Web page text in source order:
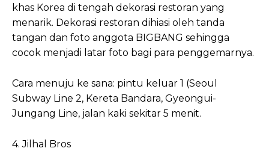
khas Korea di tengah dekorasi restoran yang
menarik. Dekorasi restoran dihiasi oleh tanda
tangan dan foto anggota BIGBANG sehingga
cocok menjadi latar foto bagi para penggemarnya.
Cara menuju ke sana: pintu keluar 1 (Seoul
Subway Line 2, Kereta Bandara, Gyeongui-
Jungang Line, jalan kaki sekitar 5 menit.
4. Jilhal Bros